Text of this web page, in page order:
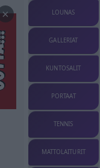
× LOUNAS
GALLERIAT
KUNTOSALIT
PORTAAT
TENNIS
MATTOLAITURIT